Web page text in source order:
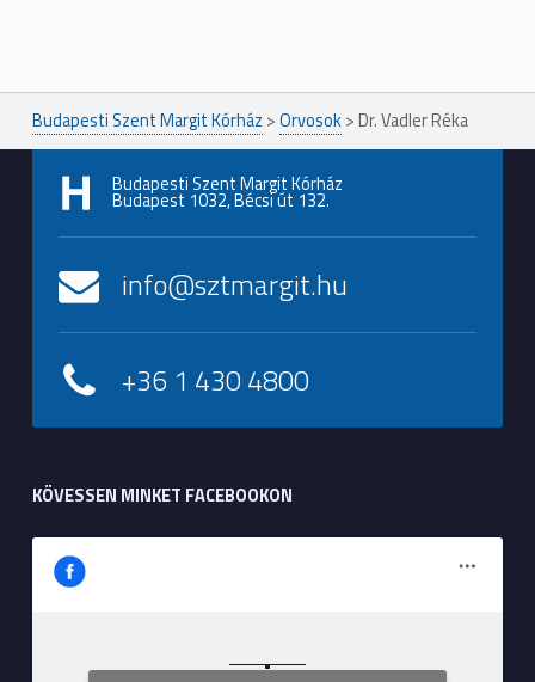
Budapesti Szent Margit Kórház >Orvosok> Dr. Vadler Réka
Budapesti Szent Margit Kórház
Budapest 1032, Bécsi út 132.
info@sztmargit.hu
+36 1 430 4800
KÖVESSEN MINKET FACEBOOKON